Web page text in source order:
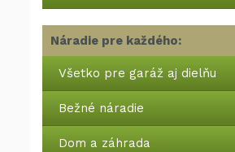
Náradie pre každého:
Všetko pre garáž aj dielňu
Bežné náradie
Dom a záhrada